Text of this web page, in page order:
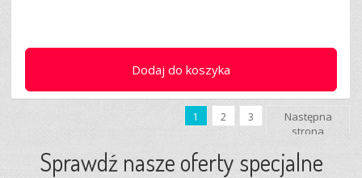
Dodaj do koszyka
1 2 3
Następna
strona
Sprawdź nasze oferty specjalne